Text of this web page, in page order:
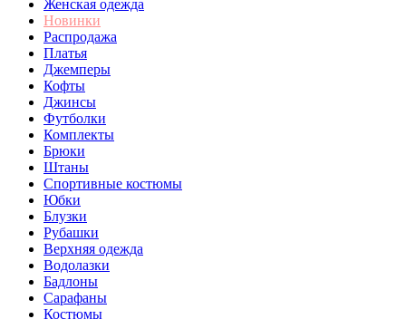
Женская одежда
Новинки
Распродажа
Платья
Джемперы
Кофты
Джинсы
Футболки
Комплекты
Брюки
Штаны
Спортивные костюмы
Юбки
Блузки
Рубашки
Верхняя одежда
Водолазки
Бадлоны
Сарафаны
Костюмы